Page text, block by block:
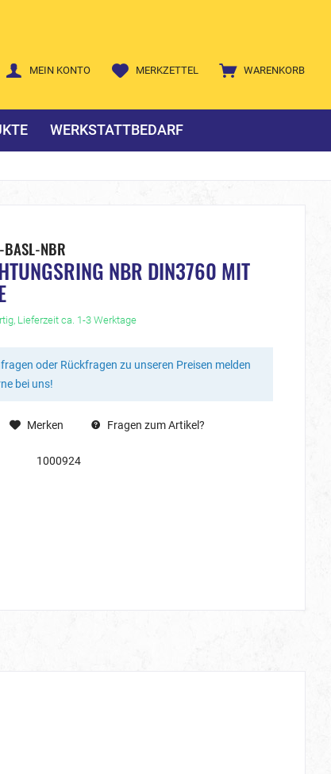
WARENKORB
MERKZETTEL
MEIN KONTO
WERKSTATTBEDARF
NBR
NBR DIN3760 MIT
Lieferzeit ca. 1-3 Werktage
oder Rückfragen zu unseren Preisen melden
bei uns!
Merken Fragen zum Artikel?
1000924